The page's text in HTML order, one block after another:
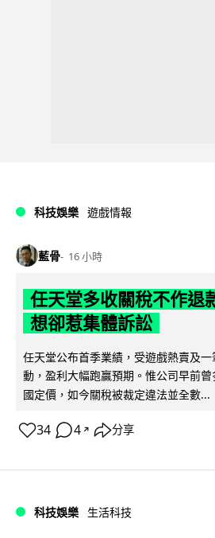
科技娛樂 遊戲情報
藍骨 16 小時
任天堂多收關稅不作
想卻惹集體訴訟
任天堂公布首季業績，受遊戲熱賣及
動，盈利大幅跑贏預期。惟公司早前
國定價，如今關稅被裁定違法並全數...
34 4 ↗ 分享
科技娛樂 生活科技